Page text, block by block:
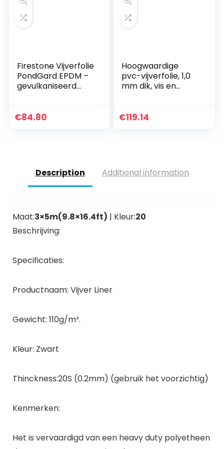
Firestone Vijverfolie
PondGard EPDM –
gevulkaniseerd
toepassingen –
€84.80
Hoogwaardige
pvc-vijverfolie, 1,0
mm dik, vis en
zwemvijverfolie,
lang Schwarz 6m
€119.14
Description Additional information
Maat:3×5m(9.8×16.4ft) | Kleur:20
Beschrijving:
Specificaties:
Productnaam: Vijver Liner
Gewicht: 110g/m².
Kleur: Zwart
Thinckness:20S (0.2mm) (gebruik het voorzichtig)
Kenmerken:
Het is vervaardigd van een heavy duty polyetheen